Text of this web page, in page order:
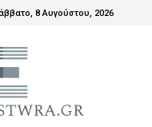
8 Αυγούστου, 2026